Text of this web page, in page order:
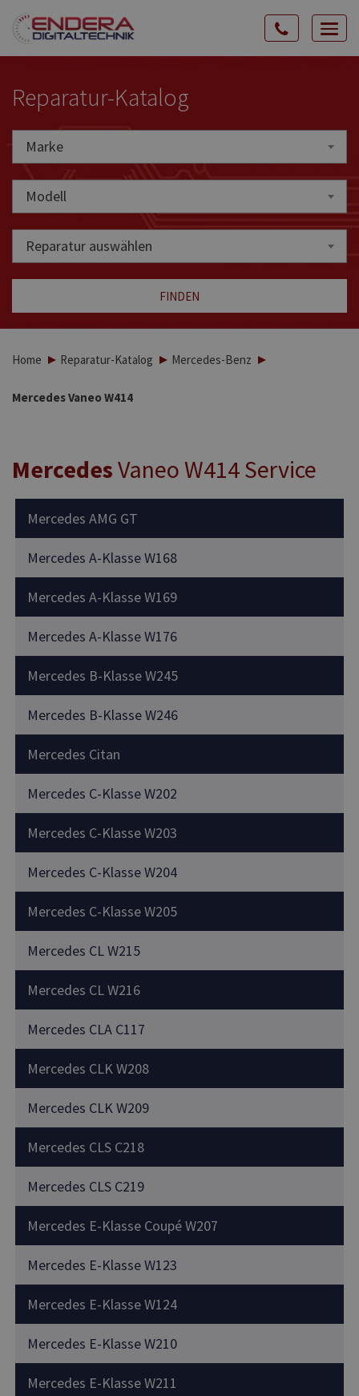
Reparatur-Katalog
MarkeMarke
Modell
Reparatur auswählen
FINDEN
Home Reparatur-Katalog Mercedes-Benz
Mercedes Vaneo W414
MercedesVaneo W414 Service
Mercedes AMG GT
Mercedes A-Klasse W168
Mercedes A-Klasse W169
Mercedes A-Klasse W176
Mercedes B-Klasse W245
Mercedes B-Klasse W246
Mercedes Citan
Mercedes C-Klasse W202
Mercedes C-Klasse W203
Mercedes C-Klasse W204
Mercedes C-Klasse W205
Mercedes CL W215
Mercedes CL W216
Mercedes CLA C117
Mercedes CLK W208
Mercedes CLK W209
Mercedes CLS C218
Mercedes CLS C219
Mercedes E-Klasse Coupé W207
Mercedes E-Klasse W123
Mercedes E-Klasse W124
Mercedes E-Klasse W210
Mercedes E-Klasse W211